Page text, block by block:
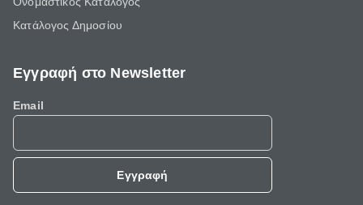
Κατάλογος Δημοσίου
Εγγραφή στο Newsletter
Email
Εγγραφή